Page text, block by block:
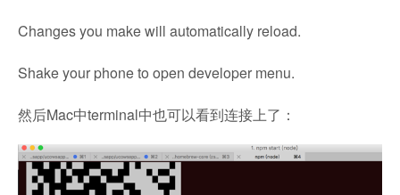
Changes you make will automatically reload.
Shake your phone to open developer menu.
然后Mac中terminal中也可以看到连接上了：